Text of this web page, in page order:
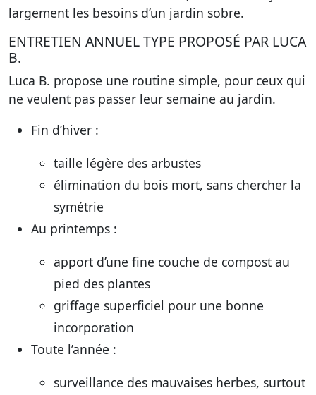
largement les besoins d’un jardin sobre.
ENTRETIEN ANNUEL TYPE PROPOSÉ PAR LUCA
B.
Luca B. propose une routine simple, pour ceux qui
ne veulent pas passer leur semaine au jardin.
Fin d’hiver :
taille légère des arbustes
élimination du bois mort, sans chercher la
symétrie
Au printemps :
apport d’une fine couche de compost au
pied des plantes
griffage superficiel pour une bonne
incorporation
Toute l’année :
surveillance des mauvaises herbes, surtout